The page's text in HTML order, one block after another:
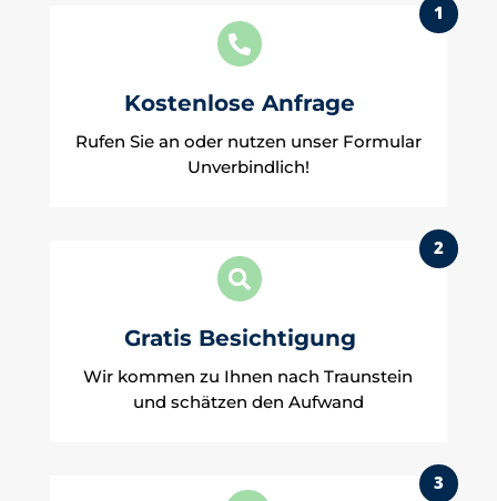

Kostenlose Anfrage
1
Rufen Sie an oder nutzen unser Formular
Unverbindlich!

Gratis Besichtigung
2
Wir kommen zu Ihnen nach Traunstein
und schätzen den Aufwand
3